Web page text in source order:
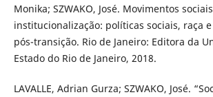
Monika; SZWAKO, José. Movimentos
institucionalização: políticas sociais, raça
pós-transição. Rio de Janeiro: Editora da
Estado do Rio de Janeiro, 2018.
LAVALLE, Adrian Gurza; SZWAKO, José.